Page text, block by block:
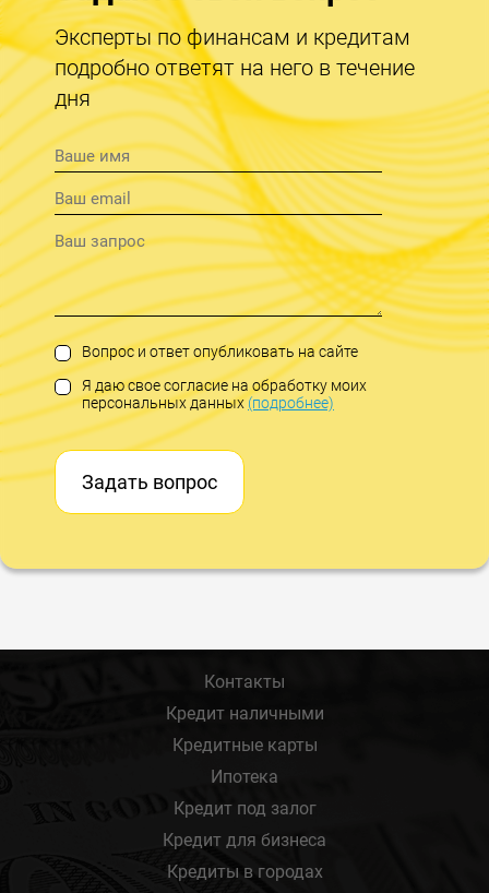
Эксперты по финансам и кредитам
подробно ответят на него в течение
дня
Вопрос и ответ опубликовать на сайте
Я даю свое согласие на обработку моих
персональных данных(подробнее)
Задать вопрос
Контакты
Кредит наличными
Кредитные карты
Ипотека
Кредит под залог
Кредит для бизнеса
Кредиты в городах